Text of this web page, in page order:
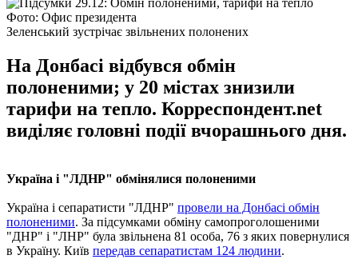
Фото: Офис президента
Зеленський зустрічає звільнених полонених
На Донбасі відбувся обмін
полоненими; у 20 містах знизили
тарифи на тепло. Корреспондент.net
виділяє головні події вчорашнього дня.
Україна і "ЛДНР" обмінялися полоненими
Україна і сепаратисти "ЛДНР" провели на Донбасі обмін
полоненими. За підсумками обміну самопроголошеними
"ДНР" і "ЛНР" була звільнена 81 особа, 76 з яких повернулися
в Україну. Київ передав сепаратистам 124 людини.